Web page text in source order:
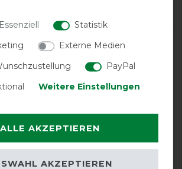
LATEST REVIEWS
Essenziell
Statistik
Externe Medien
PayPal
Weitere Einstellungen
ALLE AKZEPTIEREN
AKZEPTIEREN